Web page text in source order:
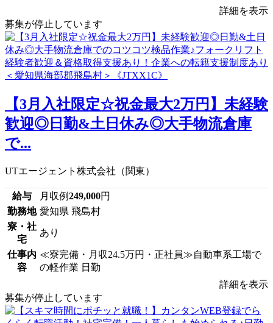
詳細を表示
募集が停止しています
【3月入社限定☆祝金最大2万円】未経験
歓迎◎日勤&土日休み◎大手物流倉庫
で...
UTエージェント株式会社（関東）
給与 月収例249,000円
勤務地 愛知県 飛島村
寮・社
宅
あり
仕事内
容
≪寮完備・月収24.5万円・正社員≫自動車系工場で
の軽作業 日勤
詳細を表示
募集が停止しています